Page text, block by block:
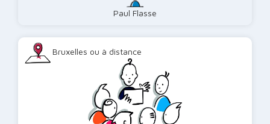
Paul Flasse
Bruxelles ou à distance